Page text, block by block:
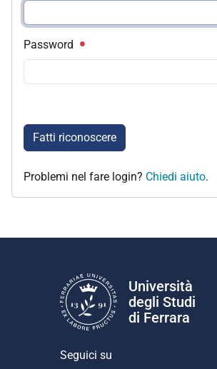
Password
Fatti riconoscere
Problemi nel fare login? Chiedi aiuto.
Università
degli Studi
di Ferrara
Seguici su